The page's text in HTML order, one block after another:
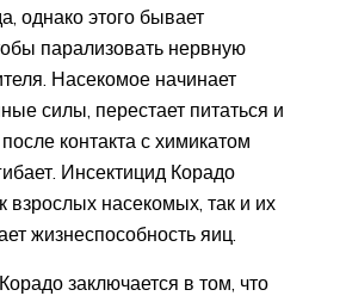
однако этого бывает
парализовать нервную
Насекомое начинает
силы, перестает питаться и
контакта с химикатом
Инсектицид Корадо
взрослых насекомых, так и их
жизнеспособность яиц.
заключается в том, что